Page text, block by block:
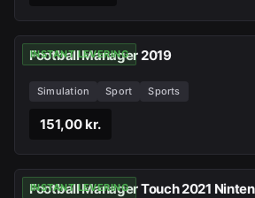
INSTANT LEVERING
Football Manager 2019
Simulation Sport Sports
151,00 kr.
INSTANT LEVERING
Football Manager Touch 2021